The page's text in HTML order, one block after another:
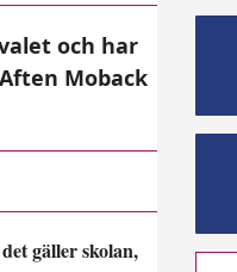
och har
Moback
gäller skolan,